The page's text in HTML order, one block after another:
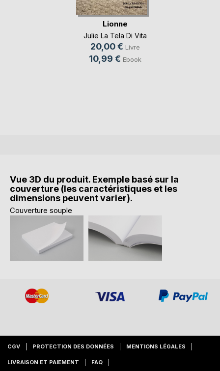
Lionne
Julie La Tela Di Vita
20,00 € Livre
10,99 € Ebook
Vue 3D du produit. Exemple basé sur la
couverture (les caractéristiques et les
dimensions peuvent varier).
Couverture souple
CGV PROTECTION DES DONNÉES MENTIONS LÉGALES
LIVRAISON ET PAIEMENT FAQ